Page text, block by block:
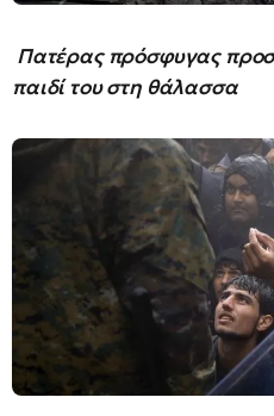
Πατέρας πρόσφυγας
παιδί του στη θάλασσα